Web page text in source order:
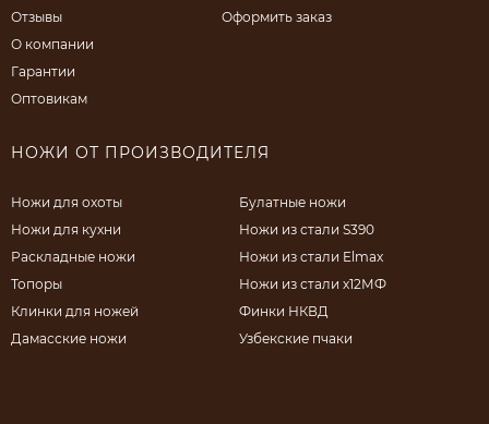
Отзывы
О компании
Гарантии
Оптовикам
Оформить заказ
НОЖИ ОТ ПРОИЗВОДИТЕЛЯ
Ножи для охоты
Ножи для кухни
Раскладные ножи
Топоры
Клинки для ножей
Дамасские ножи
Булатные ножи
Ножи из стали S390
Ножи из стали Elmax
Ножи из стали х12МФ
Финки НКВД
Узбекские пчаки